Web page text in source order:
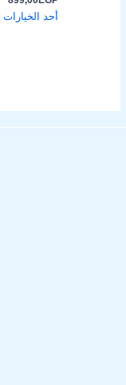
أحد الخيارات